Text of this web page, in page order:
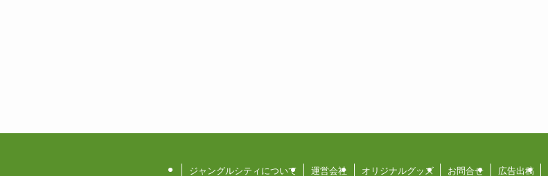
ジャングルシティについて 運営会社 オリジナルグッズ お問合せ 広告出稿